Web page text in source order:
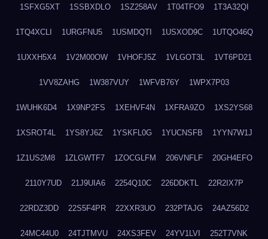
1SFXG5XT 1SSBXDLO 1SZ258AV 1T04TFO9 1T3A32QI
1TQ4XCLI 1URGFNU5 1USMDQTI 1USXOD9C 1UTQO46Q
1UXXH5X4 1V2M00OW 1VHOFJ5Z 1VLGOT3L 1VT6PD21
1VV8ZAHG 1W387VUY 1WFVB76Y 1WPX7P03
1WUHK6D4 1X9NP2FS 1XEHVF4N 1XFRA9ZO 1XS2YS68
1XSROT4L 1YS8YJ6Z 1YSKFL0G 1YUCNSFB 1YYN7W1J
1Z1US2M8 1ZLGWTF7 1ZOCGLFM 206VNFLF 20GH4EFO
2110Y7UD 21J9UIA6 2254Q10C 226DDKTL 22R2IX7P
22RDZ3DD 22S5F4PR 22XXR3UO 232PTAJG 24AZ56D2
24MC44U0 24TJTMVU 24XS3FEV 24YV1LVI 252T7VNK